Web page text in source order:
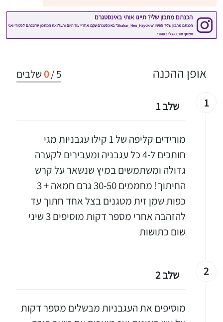
5
/
0 שלבים אופן ההכנה
1 שלב 1
מורידים קליפה של 1 קילו עגבניות מגי
חותכים ל-4 כל עגבניה ומעבירים לקערה
גדולה ומשתמשים במיץ שנשאר על קרש
החיתוך! מחממים 30-50 גרם חמאה + 3
כפות שמן זית מטגנים בצל אחד חתוך עד
להזהבה אחרי מספר דקות מוסיפים 3 שיני
שום כתושות
2 שלב 2
מוסיפים את העגבניות מבשלים מספר דקות